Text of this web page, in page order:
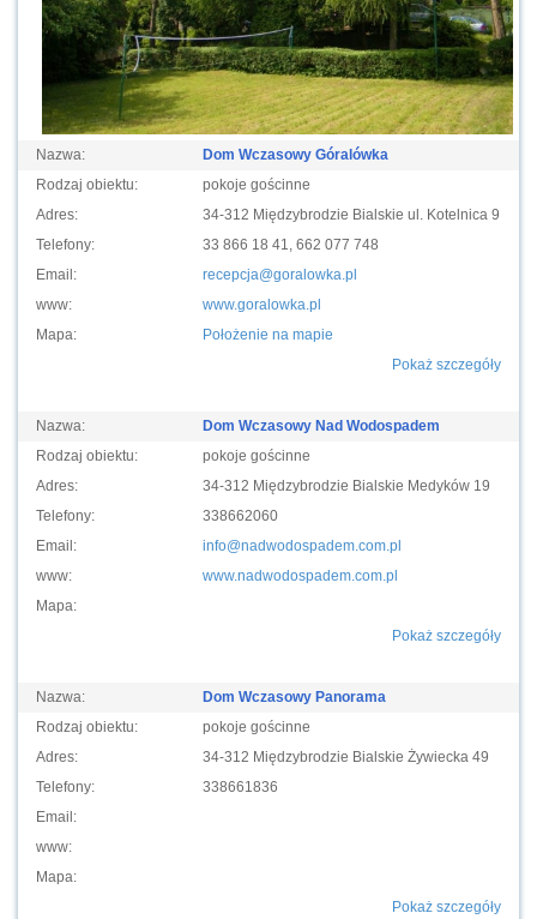
Nazwa:
Dom Wczasowy Góralówka
Rodzaj obiektu:
pokoje gościnne
Adres:
34-312 Międzybrodzie Bialskie ul. Kotelnica 9
Telefony:
33 866 18 41, 662 077 748
Email:
recepcja@goralowka.pl
www:
www.goralowka.pl
Mapa:
Położenie na mapie
Pokaż szczegóły
Nazwa:
Dom Wczasowy Nad Wodospadem
Rodzaj obiektu:
pokoje gościnne
Adres:
34-312 Międzybrodzie Bialskie Medyków 19
Telefony:
338662060
Email:
info@nadwodospadem.com.pl
www:
www.nadwodospadem.com.pl
Mapa:
Pokaż szczegóły
Nazwa:
Dom Wczasowy Panorama
Rodzaj obiektu:
pokoje gościnne
Adres:
34-312 Międzybrodzie Bialskie Żywiecka 49
Telefony:
338661836
Email:
www:
Mapa:
Pokaż szczegóły